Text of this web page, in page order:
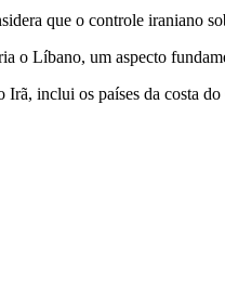
que o controle iraniano
o Líbano, um aspecto
inclui os países da costa